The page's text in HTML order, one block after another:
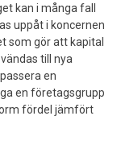
kan i många fall
uppåt i koncernen
som gör att kapital
till nya
en
en företagsgrupp
fördel jämfört